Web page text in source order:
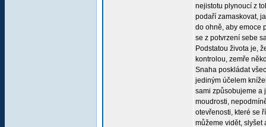
nejistotu plynoucí z
podaří zamaskovat,
do ohně, aby emoce
se z potvrzení sebe
Podstatou života je,
kontrolou, zemře
Snaha poskládat
jediným účelem
sami způsobujeme a
moudrosti,
otevřenosti, které se
můžeme vidět, slyšet